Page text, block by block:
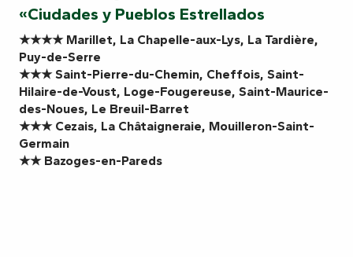
«Ciudades y Pueblos Estrellados
★★★★ Marillet, La Chapelle-aux-Lys, La Tardière,
Puy-de-Serre
★★★ Saint-Pierre-du-Chemin, Cheffois, Saint-
Hilaire-de-Voust, Loge-Fougereuse, Saint-Maurice-
des-Noues, Le Breuil-Barret
★★★ Cezais, La Châtaigneraie, Mouilleron-Saint-
Germain
★★ Bazoges-en-Pareds